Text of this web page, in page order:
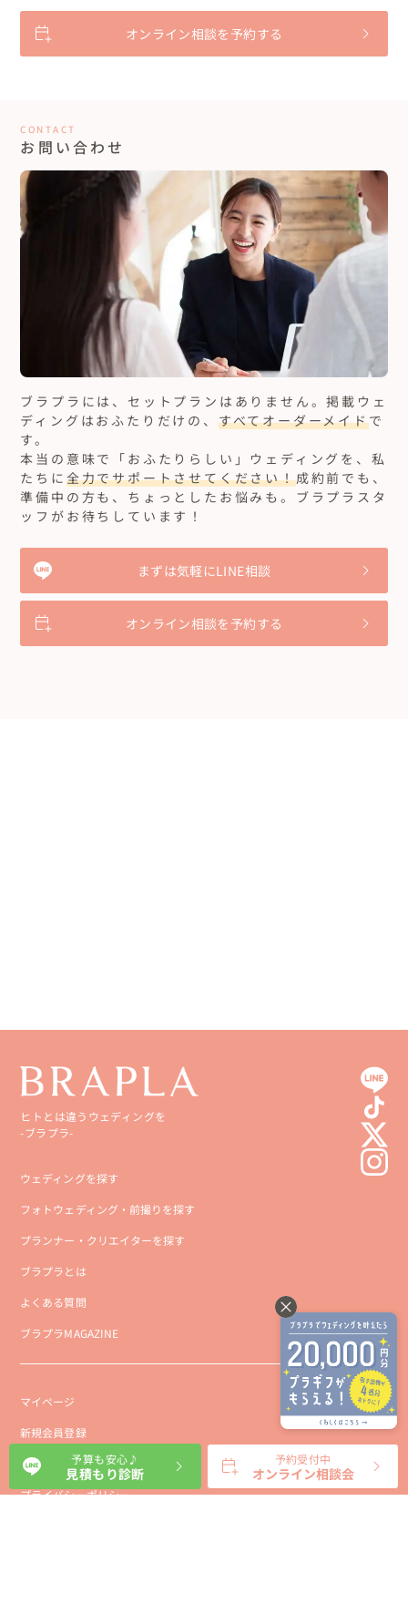
オンライン相談を予約する
CONTACT
お問い合わせ
ブラプラには、セットプランはありません。掲載ウェ
ディングはおふたりだけの、 すべてオーダーメイドで
す。
本当の意味で「おふたりらしい」ウェディングを、私
たちに 全力でサポートさせてください！成約前でも、
準備中の方も、ちょっとしたお悩みも。ブラプラスタ
ッフがお待ちしています！
まずは気軽にLINE相談
オンライン相談を予約する
ヒトとは違うウェディングを
-ブラプラ-
ウェディングを探す
フォトウェディング・前撮りを探す
プランナー・クリエイターを探す
ブラプラとは
よくある質問
ブラプラMAGAZINE
マイページ
新規会員登録
会社概要
プライバシーポリシー
予算も安心♪
見積もり診断
予約受付中
オンライン相談会